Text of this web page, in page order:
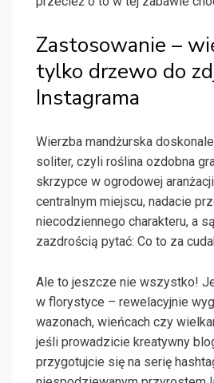
Zastosowanie –
tylko drzewo do
Instagrama
Wierzba mandżurska
soliter, czyli roślina ozdobna
skrzypce w ogrodowej
centralnym miejscu, nadacie
niecodziennego charakteru, a
zazdrością pytać: Co to za
Ale to jeszcze nie wszystko!
w florystyce – rewelacyjnie
wazonach, wieńcach czy
jeśli prowadzicie kreatywny
przygotujcie się na serię